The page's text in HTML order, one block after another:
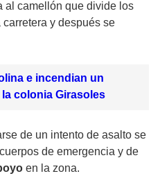
al camellón que divide los
y después se
e incendian un
colonia Girasoles
de un intento de asalto se
de emergencia y de
en la zona.